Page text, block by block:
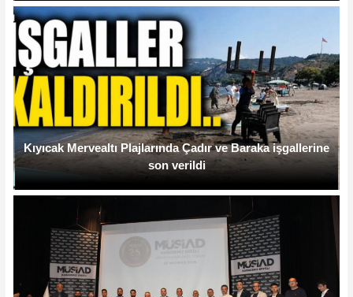
Kıyıcak Mervealtı Plajlarında Çadır ve Baraka işgallerine
son verildi